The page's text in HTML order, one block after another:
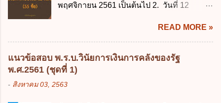
พฤศจิกายน 2561 เป็นต้นไป 2. วันที่ 12
พฤศจิกายน 2561 เป็นต้นไป 4. วันที่ 14
พฤศจิกายน 2561 เป็นต้นไป ข้อ 2. พระราช
บัญญัติวิธีการงบประมาณ พ.ศ. 2561 ไม่ได้
ยกเลิกกฎหมายฉบับใด 1. พระราชบัญญัติวิธี
การงบประมาณ พ.ศ. 2502 2. พระราชบัญญัติ
วิธีการงบประมาณ (ฉบับที่ 3) พ.ศ. 2511 3.
READ MORE »
แนวข้อสอบ พ.ร.บ.วินัยการเงินการคลังของรัฐ
พ.ศ.2561 (ชุดที่ 1)
- สิงหาคม 03, 2563